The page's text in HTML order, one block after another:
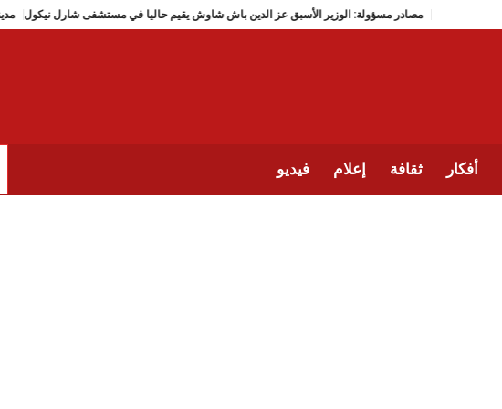
مصادر مسؤولة: الوزير الأسبق عز الدين باش شاوش يقيم حاليا في مستشفى
أفكار ثقافة إعلام فيديو